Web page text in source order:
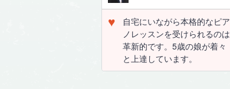
♥
自宅にいながら本格的なピア
ノレッスンを受けられるのは
革新的です。5歳の娘が着々
と上達しています。